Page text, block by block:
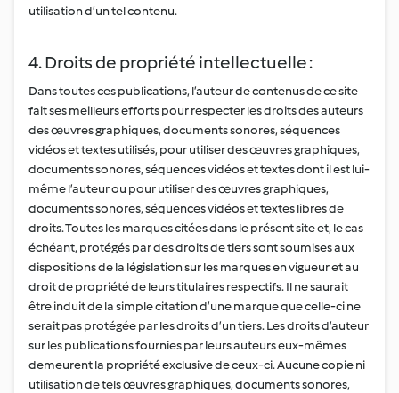
utilisation d’un tel contenu.
4. Droits de propriété intellectuelle :
Dans toutes ces publications, l’auteur de contenus de ce site
fait ses meilleurs efforts pour respecter les droits des auteurs
des œuvres graphiques, documents sonores, séquences
vidéos et textes utilisés, pour utiliser des œuvres graphiques,
documents sonores, séquences vidéos et textes dont il est lui-
même l’auteur ou pour utiliser des œuvres graphiques,
documents sonores, séquences vidéos et textes libres de
droits. Toutes les marques citées dans le présent site et, le cas
échéant, protégés par des droits de tiers sont soumises aux
dispositions de la législation sur les marques en vigueur et au
droit de propriété de leurs titulaires respectifs. Il ne saurait
être induit de la simple citation d’une marque que celle-ci ne
serait pas protégée par les droits d’un tiers. Les droits d’auteur
sur les publications fournies par leurs auteurs eux-mêmes
demeurent la propriété exclusive de ceux-ci. Aucune copie ni
utilisation de tels œuvres graphiques, documents sonores,